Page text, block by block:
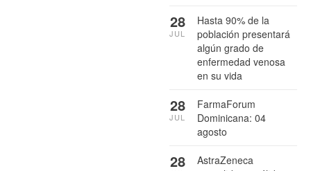
Hasta 90% de la
población presentará
algún grado de
enfermedad venosa
en su vida
28
JUL
FarmaForum
Dominicana: 04
agosto
28
JUL
AstraZeneca
28